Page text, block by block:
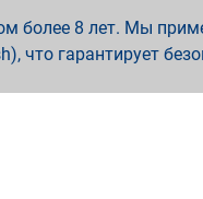
8 лет. Мы
что гарантирует